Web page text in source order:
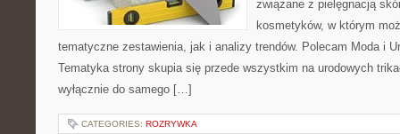
związane z pielęgnacją
kosmetyków, w którym
tematyczne zestawienia, jak i analizy trendów. Polecam Moda i
Tematyka strony skupia się przede wszystkim na urodowych
wyłącznie do samego […]
CATEGORIES: ROZRYWKA